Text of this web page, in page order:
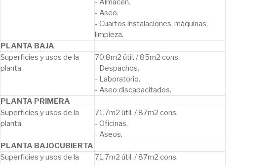
- Almacén.
- Aseo.
- Cuartos instalaciones, máquinas,
limpieza.
PLANTA BAJA
Superficies y usos de la
planta
70,8m2 útil. / 85m2 cons.
- Despachos.
- Laboratorio.
- Aseo discapacitados.
PLANTA PRIMERA
Superficies y usos de la
planta
71,7m2 útil. / 87m2 cons.
- Oficinas.
- Aseos.
PLANTA BAJOCUBIERTA
Superficies y usos de la
71,7m2 útil. / 87m2 cons.